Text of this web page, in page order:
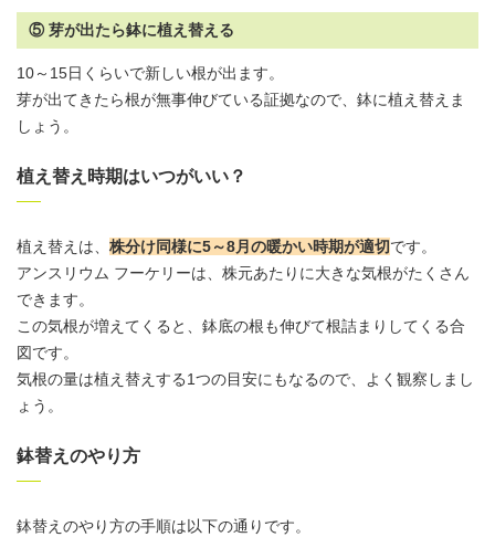
⑤ 芽が出たら鉢に植え替える
10～15日くらいで新しい根が出ます。
芽が出てきたら根が無事伸びている証拠なので、鉢に植え替えま
しょう。
植え替え時期はいつがいい？
植え替えは、 株分け同様に5～8月の暖かい時期が適切です。
アンスリウム フーケリーは、株元あたりに大きな気根がたくさん
できます。
この気根が増えてくると、鉢底の根も伸びて根詰まりしてくる合
図です。
気根の量は植え替えする1つの目安にもなるので、よく観察しまし
ょう。
鉢替えのやり方
鉢替えのやり方の手順は以下の通りです。